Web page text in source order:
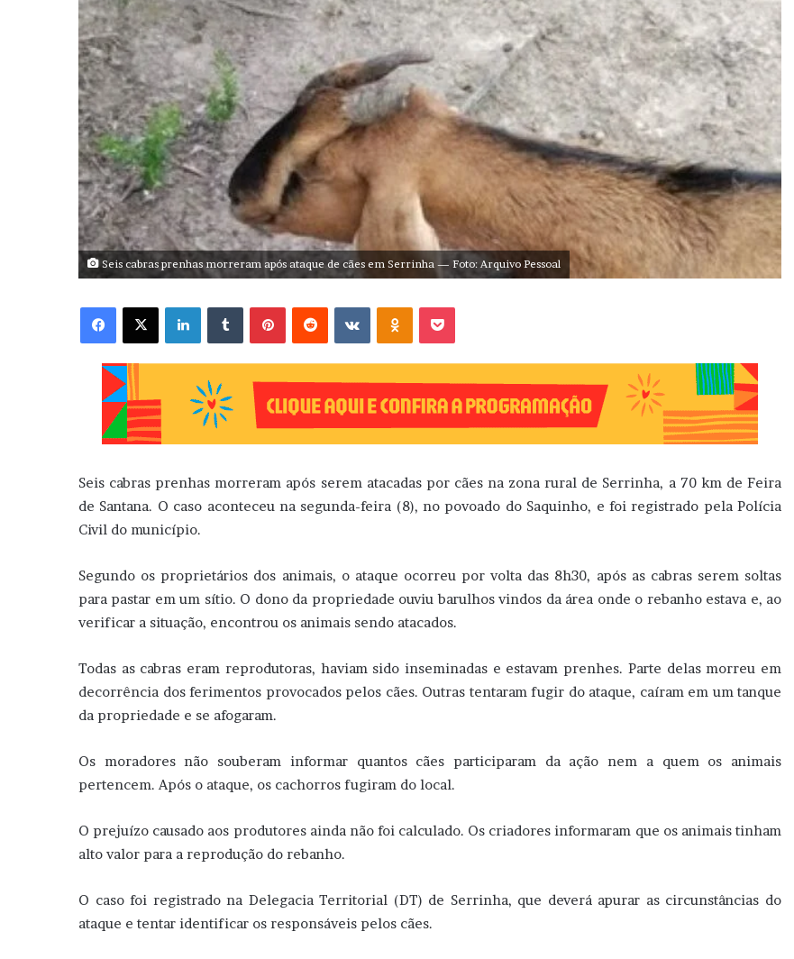
Seis cabras prenhas morreram após ataque de cães em Serrinha — Foto: Arquivo Pessoal
Facebook X Linkedin VK OK
Seis cabras prenhas morreram após serem atacadas por cães na zona rural de Serrinha, a 70 km de Feira
de Santana. O caso aconteceu na segunda-feira (8), no povoado do Saquinho, e foi registrado pela Polícia
Civil do município.
Segundo os proprietários dos animais, o ataque ocorreu por volta das 8h30, após as cabras serem soltas
para pastar em um sítio. O dono da propriedade ouviu barulhos vindos da área onde o rebanho estava e, ao
verificar a situação, encontrou os animais sendo atacados.
Todas as cabras eram reprodutoras, haviam sido inseminadas e estavam prenhes. Parte delas morreu em
decorrência dos ferimentos provocados pelos cães. Outras tentaram fugir do ataque, caíram em um tanque
da propriedade e se afogaram.
Os moradores não souberam informar quantos cães participaram da ação nem a quem os animais
pertencem. Após o ataque, os cachorros fugiram do local.
O prejuízo causado aos produtores ainda não foi calculado. Os criadores informaram que os animais tinham
alto valor para a reprodução do rebanho.
O caso foi registrado na Delegacia Territorial (DT) de Serrinha, que deverá apurar as circunstâncias do
ataque e tentar identificar os responsáveis pelos cães.